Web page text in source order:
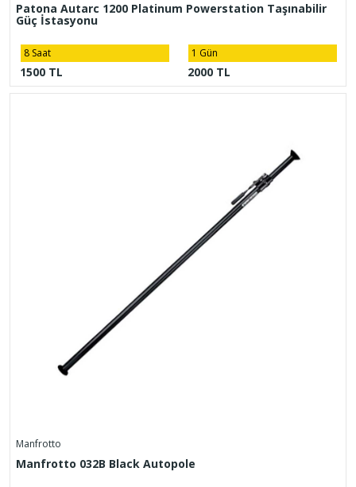
Patona Autarc 1200 Platinum Powerstation Taşınabilir
Güç İstasyonu
8 Saat
1500 TL
1 Gün
2000 TL
Manfrotto
Manfrotto 032B Black Autopole